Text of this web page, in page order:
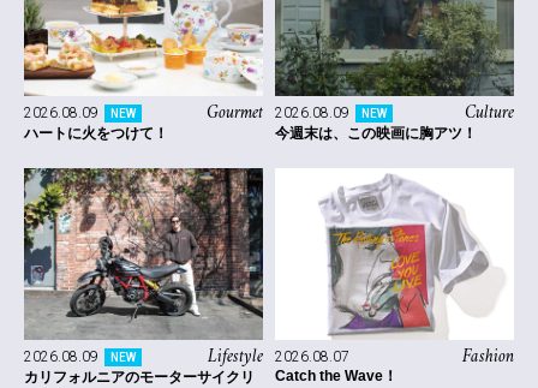
Gourmet
2026.08.09 NEW
ハートに火をつけて！
Culture
2026.08.09 NEW
今週末は、この映画に胸アツ！
Lifestyle
2026.08.09 NEW
カリフォルニアのモーターサイクリ
Fashion
2026.08.07
Catch the Wave！